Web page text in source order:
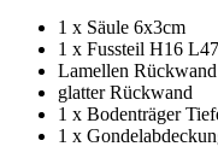
1 x Säule 6x3cm
1 x Fussteil H16
Lamellen Rückwand
glatter Rückwand
1 x Bodenträger
1 x